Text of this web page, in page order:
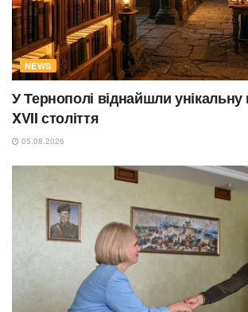
NEWS
У Тернополі віднайшли унікальну
XVII століття
05.08.2026